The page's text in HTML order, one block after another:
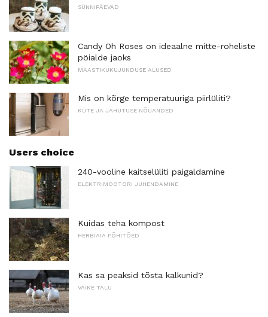
SÜNNIPÄEVAD
Candy Oh Roses on ideaalne mitte-roheliste
pöialde jaoks
MAASTIKUKUJUNDUSE ALUSED
Mis on kõrge temperatuuriga piirlüliti?
KÜTE JA JAHUTUSE NÕUANDED
Users choice
240-vooline kaitselüliti paigaldamine
ELEKTRIMOOTORI JUHENDAMINE
Kuidas teha kompost
HERBIAIA PÕHITÕED
Kas sa peaksid tõsta kalkunid?
VÄIKE TALU